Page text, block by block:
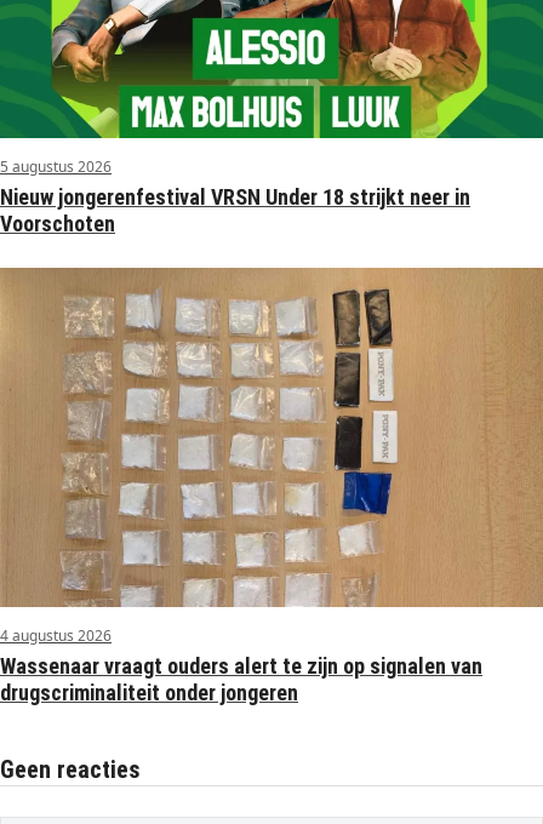
5 augustus 2026
Nieuw jongerenfestival VRSN Under 18 strijkt neer in
Voorschoten
4 augustus 2026
Wassenaar vraagt ouders alert te zijn op signalen van
drugscriminaliteit onder jongeren
Geen reacties